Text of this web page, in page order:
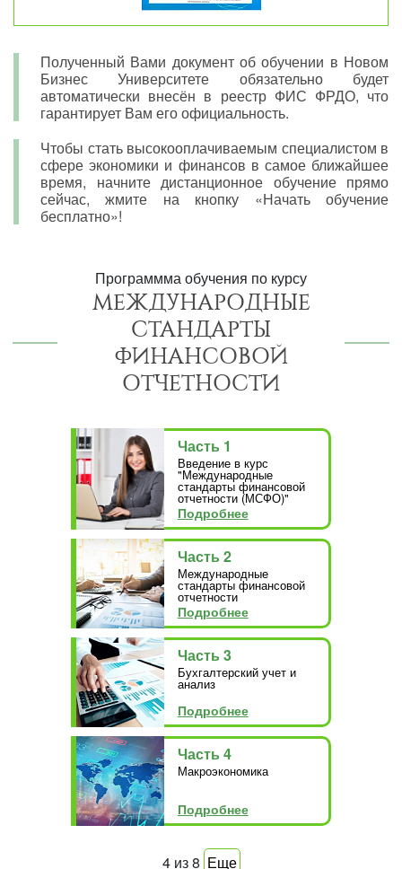
Полученный Вами документ об обучении в Новом
Бизнес Университете обязательно будет
автоматически внесён в реестр ФИС ФРДО, что
гарантирует Вам его официальность.
Чтобы стать высокооплачиваемым специалистом в
сфере экономики и финансов в самое ближайшее
время, начните дистанционное обучение прямо
сейчас, жмите на кнопку «Начать обучение
бесплатно»!
Программма обучения по курсу
МЕЖДУНАРОДНЫЕ
СТАНДАРТЫ
ФИНАНСОВОЙ
ОТЧЕТНОСТИ
Часть 1
Введение в курс
"Международные
стандарты финансовой
отчетности (МСФО)"
Подробнее
Часть 2
Международные
стандарты финансовой
отчетности
Подробнее
Часть 3
Бухгалтерский учет и
анализ
Подробнее
Часть 4
Макроэкономика
Подробнее
4из8 Еще